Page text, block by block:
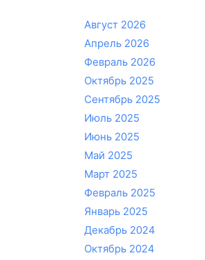
Август 2026
Апрель 2026
Февраль 2026
Октябрь 2025
Сентябрь 2025
Июль 2025
Июнь 2025
Май 2025
Март 2025
Февраль 2025
Январь 2025
Декабрь 2024
Октябрь 2024